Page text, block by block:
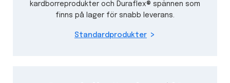
kardborreprodukter och Duraflex® spännen som
finns på lager för snabb leverans.
Standardprodukter